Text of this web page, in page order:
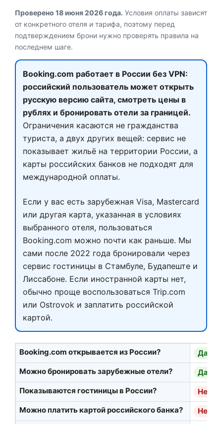
Проверено 18 июня 2026 года. Условия оплаты зависят
от конкретного отеля и тарифа, поэтому перед
подтверждением брони нужно проверять правила на
последнем шаге.
Booking.com работает в России без VPN:
российский пользователь может открыть
русскую версию сайта, смотреть цены в
рублях и бронировать отели за границей.
Ограничения касаются не гражданства
туриста, а двух других вещей: сервис не
показывает жильё на территории России, а
карты российских банков не подходят для
международной оплаты.
Если у вас есть зарубежная Visa, Mastercard
или другая карта, указанная в условиях
выбранного отеля, пользоваться
Booking.com можно почти как раньше. Мы
сами после 2022 года бронировали через
сервис гостиницы в Стамбуле, Будапеште и
Лиссабоне. Если иностранной карты нет,
обычно проще воспользоваться Trip.com
или Ostrovok и заплатить российской
картой.
Booking.com открывается из России? Да
Можно бронировать зарубежные отели?
Да
Показываются гостиницы в России?
Нет
Можно платить картой российского банка?
Нет